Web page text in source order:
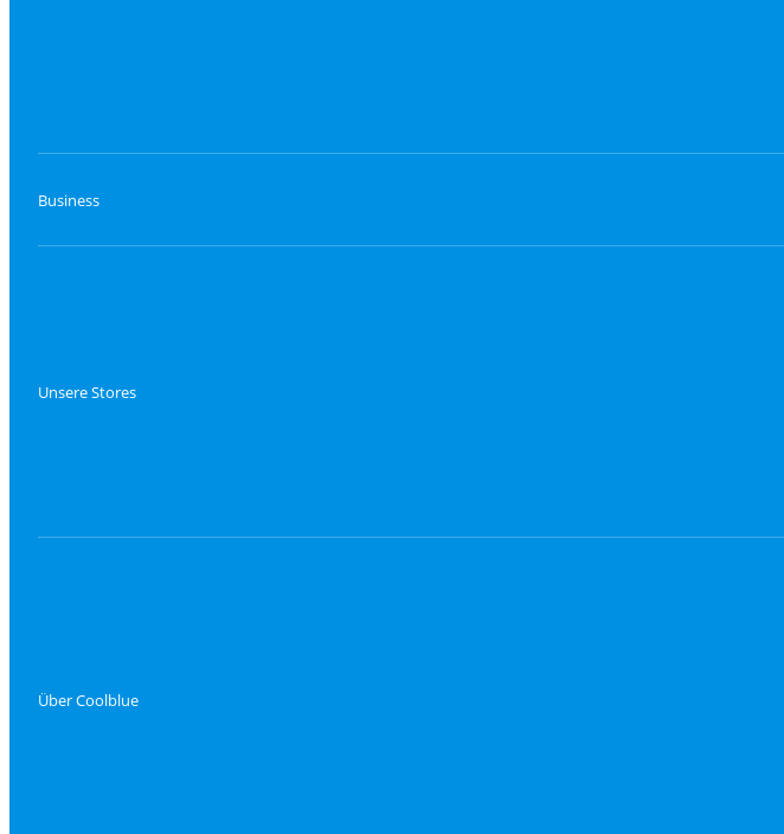
Business
Unsere Stores
Über Coolblue